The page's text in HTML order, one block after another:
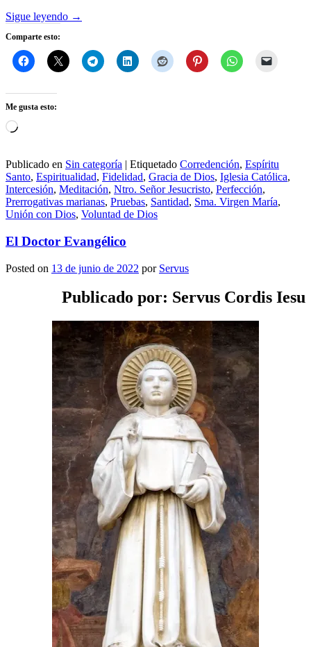
Sigue leyendo →
Comparte esto:
Me gusta esto:
Cargando...
Publicado en Sin categoría | Etiquetado Corredención, Espíritu
Santo, Espiritualidad, Fidelidad, Gracia de Dios, Iglesia Católica,
Intercesión, Meditación, Ntro. Señor Jesucristo, Perfección,
Prerrogativas marianas, Pruebas, Santidad, Sma. Virgen María,
Unión con Dios, Voluntad de Dios
El Doctor Evangélico
Posted on 13 de junio de 2022 por Servus
Publicado por: Servus Cordis Iesu